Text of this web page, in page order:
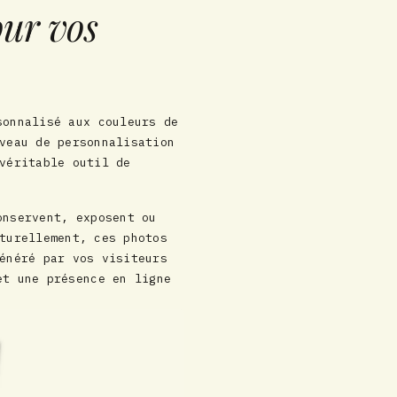
vos
aux couleurs de
de personnalisation
véritable outil de
exposent ou
ces photos
par vos visiteurs
une présence en ligne